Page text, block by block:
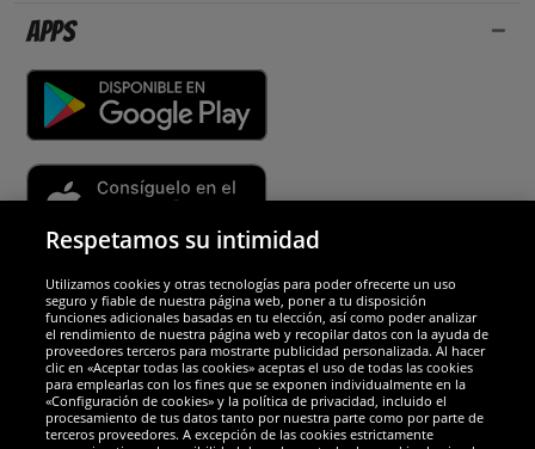
Apps
Socios y seguridad
Galardones
Respetamos su intimidad
Utilizamos cookies y otras tecnologías para poder ofrecerte un uso
seguro y fiable de nuestra página web, poner a tu disposición
funciones adicionales basadas en tu elección, así como poder analizar
el rendimiento de nuestra página web y recopilar datos con la ayuda de
proveedores terceros para mostrarte publicidad personalizada. Al hacer
clic en «Aceptar todas las cookies» aceptas el uso de todas las cookies
para emplearlas con los fines que se exponen individualmente en la
«Configuración de cookies» y la política de privacidad, incluido el
procesamiento de tus datos tanto por nuestra parte como por parte de
terceros proveedores. A excepción de las cookies estrictamente